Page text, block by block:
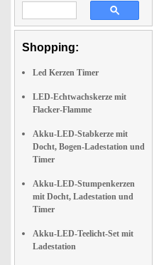
Shopping:
Led Kerzen Timer
LED-Echtwachskerze mit
Flacker-Flamme
Akku-LED-Stabkerze mit
Docht, Bogen-Ladestation und
Timer
Akku-LED-Stumpenkerzen
mit Docht, Ladestation und
Timer
Akku-LED-Teelicht-Set mit
Ladestation